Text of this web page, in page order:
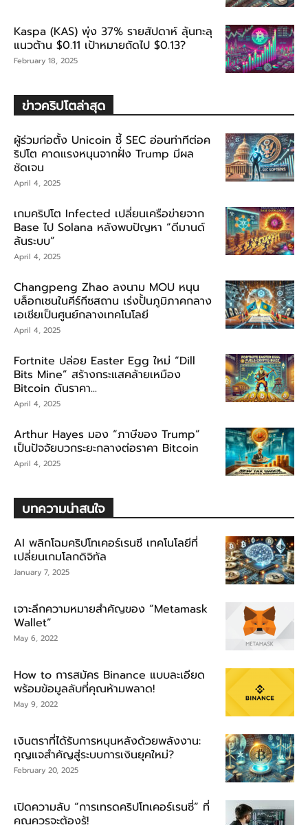
Kaspa (KAS) พุ่ง 37% รายสัปดาห์ ลุ้นทะลุ
แนวต้าน $0.11 เป้าหมายถัดไป $0.13?
February 18, 2025
ข่าวคริปโตล่าสุด
ผู้ร่วมก่อตั้ง Unicoin ชี้ SEC อ่อนท่าทีต่อค
ริปโต คาดแรงหนุนจากฝั่ง Trump มีผล
ชัดเจน
April 4, 2025
เกมคริปโต Infected เปลี่ยนเครือข่ายจาก
Base ไป Solana หลังพบปัญหา “ดีมานด์
ล้นระบบ”
April 4, 2025
Changpeng Zhao ลงนาม MOU หนุน
บล็อกเชนในคีร์กีซสถาน เร่งปั้นภูมิภาคกลาง
เอเชียเป็นศูนย์กลางเทคโนโลยี
April 4, 2025
Fortnite ปล่อย Easter Egg ใหม่ “Dill
Bits Mine” สร้างกระแสคล้ายเหมือง
Bitcoin ดันราคา...
April 4, 2025
Arthur Hayes มอง “ภาษีของ Trump”
เป็นปัจจัยบวกระยะกลางต่อราคา Bitcoin
April 4, 2025
บทความน่าสนใจ
AI พลิกโฉมคริปโทเคอร์เรนซี เทคโนโลยีที่
เปลี่ยนเกมโลกดิจิทัล
January 7, 2025
เจาะลึกความหมายสำคัญของ “Metamask
Wallet”
May 6, 2022
How to การสมัคร Binance แบบละเอียด
พร้อมข้อมูลลับที่คุณห้ามพลาด!
May 9, 2022
เงินตราที่ได้รับการหนุนหลังด้วยพลังงาน:
กุญแจสำคัญสู่ระบบการเงินยุคใหม่?
February 20, 2025
เปิดความลับ “การเทรดคริปโทเคอร์เรนซี่” ที่
คุณควรจะต้องรู้!